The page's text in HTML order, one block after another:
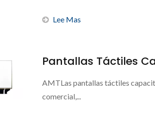
Lee Mas
Pantallas Táctiles
AMTLas pantallas táctiles
comercial,...